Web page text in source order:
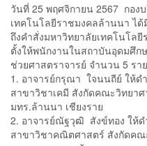
วันที่ 25 พฤศจิกายน 2567 กอง
เทคโนโลยีราชมงคลล้านนา ไ
ถึงคำสั่งมหาวิทยาลัยเทคโนโล
ตั้งให้พนักงานในสถาบันอุดมศึก
ช่วยศาสตราจารย์ จำนวน 5 รา
1. อาจารย์กรุณา ใจนนถีย์ ให้ด
สาขาวิชาเคมี สังกัดคณะวิทยา
มทร.ล้านนา เชียงราย
2. อาจารย์ณัฐวุฒิ สังข์ทอง ให้ด
สาขาวิชาคณิตศาสตร์ สังกัดคณ